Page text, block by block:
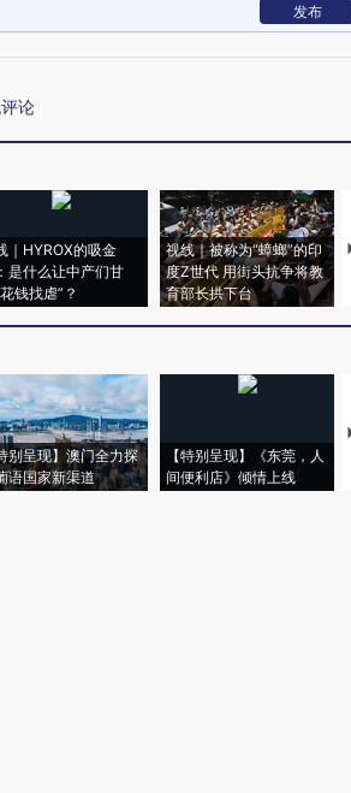
发布
论
｜HYROX的吸金
是什么让中产们甘
钱找虐”？
视线｜被称为“蟑螂”的印
度Z世代 用街头抗争将教
育部长拱下台
别呈现】澳门全力探
语国家新渠道
【特别呈现】《东莞，人
间便利店》倾情上线